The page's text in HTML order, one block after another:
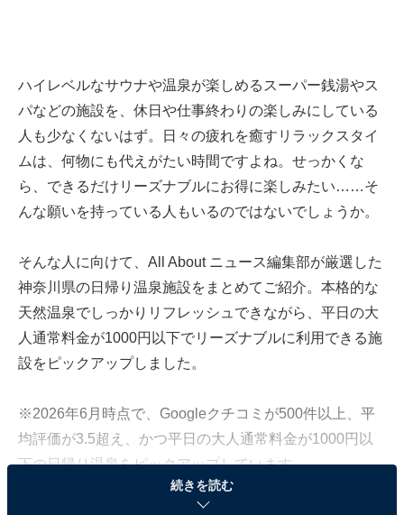
ハイレベルなサウナや温泉が楽しめるスーパー銭湯やス
パなどの施設を、休日や仕事終わりの楽しみにしている
人も少なくないはず。日々の疲れを癒すリラックスタイ
ムは、何物にも代えがたい時間ですよね。せっかくな
ら、できるだけリーズナブルにお得に楽しみたい……そ
んな願いを持っている人もいるのではないでしょうか。
そんな人に向けて、All About ニュース編集部が厳選した
神奈川県の日帰り温泉施設をまとめてご紹介。本格的な
天然温泉でしっかりリフレッシュできながら、平日の大
人通常料金が1000円以下でリーズナブルに利用できる施
設をピックアップしました。
※2026年6月時点で、Googleクチコミが500件以上、平
均評価が3.5超え、かつ平日の大人通常料金が1000円以
下の日帰り温泉をピックアップしています
続きを読む